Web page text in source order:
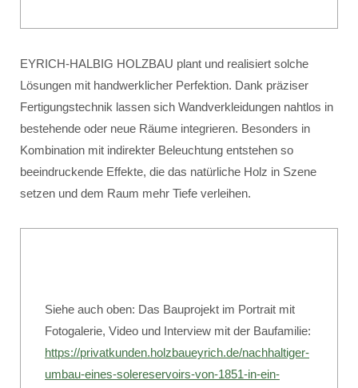
EYRICH-HALBIG HOLZBAU plant und realisiert solche
Lösungen mit handwerklicher Perfektion. Dank präziser
Fertigungstechnik lassen sich Wandverkleidungen nahtlos in
bestehende oder neue Räume integrieren. Besonders in
Kombination mit indirekter Beleuchtung entstehen so
beeindruckende Effekte, die das natürliche Holz in Szene
setzen und dem Raum mehr Tiefe verleihen.
Siehe auch oben: Das Bauprojekt im Portrait mit
Fotogalerie, Video und Interview mit der Baufamilie:
https://privatkunden.holzbaueyrich.de/nachhaltiger-
umbau-eines-solereservoirs-von-1851-in-ein-